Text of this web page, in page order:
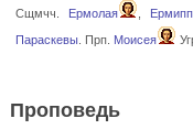
Сщмчч. Ермолая
Параскевы. Прп. Моисея
Проповедь